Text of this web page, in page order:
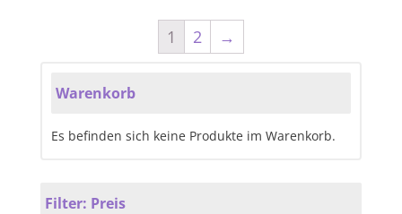
1 2 →
Warenkorb
Es befinden sich keine Produkte im Warenkorb.
Filter: Preis